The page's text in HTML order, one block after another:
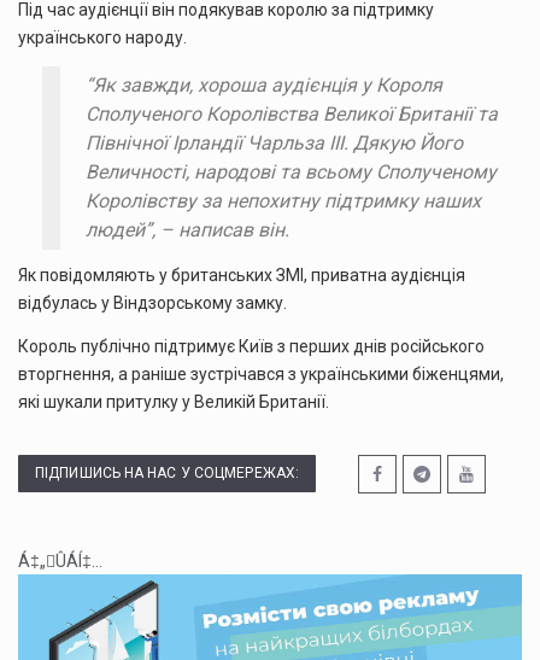
Під час аудієнції він подякував королю за підтримку
українського народу.
“Як завжди, хороша аудієнція у Короля
Сполученого Королівства Великої Британії та
Північної Ірландії Чарльза ІІІ. Дякую Його
Величності, народові та всьому Сполученому
Королівству за непохитну підтримку наших
людей”, – написав він.
Як повідомляють у британських ЗМІ, приватна аудієнція
відбулась у Віндзорському замку.
Король публічно підтримує Київ з перших днів російського
вторгнення, а раніше зустрічався з українськими біженцями,
які шукали притулку у Великій Британії.
ПІДПИШИСЬ НА НАС У СОЦМЕРЕЖАХ:
Á‡„ÛÁÍ‡...